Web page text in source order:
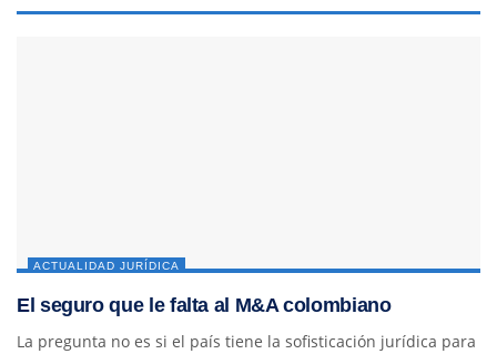
ACTUALIDAD JURÍDICA
El seguro que le falta al M&A colombiano
La pregunta no es si el país tiene la sofisticación jurídica para